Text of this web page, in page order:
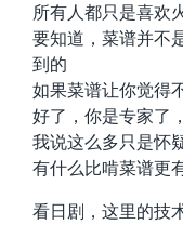
所有人都只是喜欢
要知道，菜谱并不
到的
如果菜谱让你觉得
好了，你是专家了
我说这么多只是怀
有什么比啃菜谱更
看日剧，这里的技